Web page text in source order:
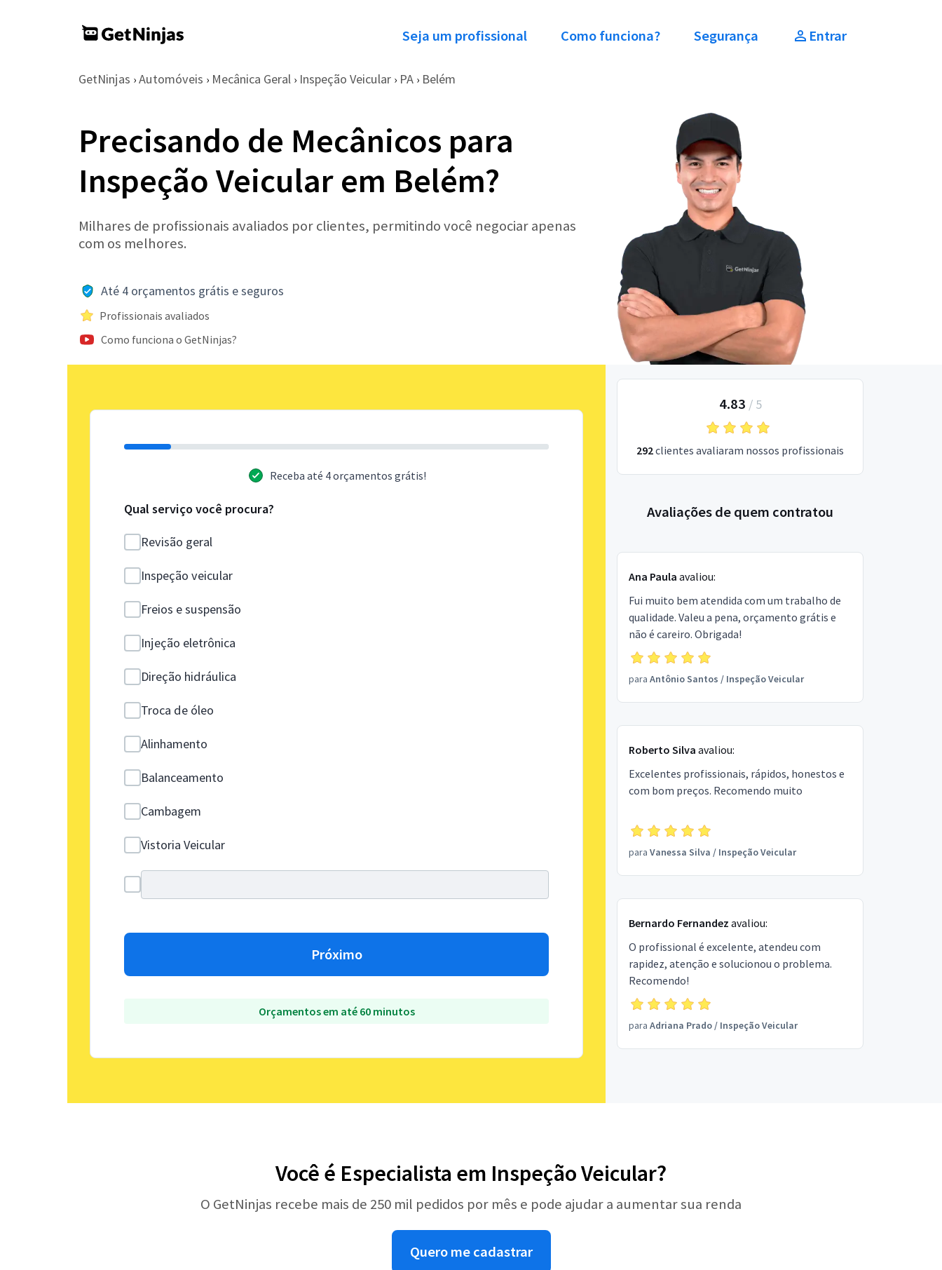
Seja um profissional Como funciona? Segurança Entrar
GetNinjas › Automóveis › Mecânica Geral › Inspeção Veicular › PA › Belém
Precisando de Mecânicos para
Inspeção Veicular em Belém?
Milhares de profissionais avaliados por clientes, permitindo você negociar apenas
com os melhores.
Até 4 orçamentos grátis e seguros
Profissionais avaliados
Como funciona o GetNinjas?
Receba até 4 orçamentos grátis!
Qual serviço você procura?
Revisão geral
Inspeção veicular
Freios e suspensão
Injeção eletrônica
Direção hidráulica
Troca de óleo
Alinhamento
Balanceamento
Cambagem
Vistoria Veicular
Próximo
Orçamentos em até 60 minutos
4.83 / 5
292clientes avaliaram nossos profissionais
Avaliações de quem contratou
Ana Paula avaliou:
Fui muito bem atendida com um trabalho de
qualidade. Valeu a pena, orçamento grátis e
não é careiro. Obrigada!
para Antônio Santos / Inspeção Veicular
Roberto Silva avaliou:
Excelentes profissionais, rápidos, honestos e
com bom preços. Recomendo muito
para Vanessa Silva / Inspeção Veicular
Bernardo Fernandez avaliou:
O profissional é excelente, atendeu com
rapidez, atenção e solucionou o problema.
Recomendo!
para Adriana Prado/ Inspeção Veicular
Você é Especialista em Inspeção Veicular?
O GetNinjas recebe mais de 250 mil pedidos por mês e pode ajudar a aumentar sua renda
Quero me cadastrar